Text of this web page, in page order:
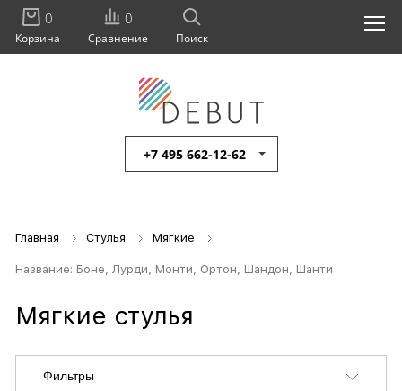
+7 495 662-12-62
Поиск
0
Сравнение
0
Корзина
Главная Стулья Мягкие
Название: Боне, Лурди, Монти, Ортон, Шандон, Шанти
Мягкие стулья
Фильтры